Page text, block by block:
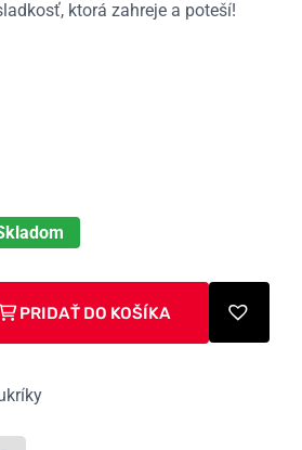
ktorá zahreje a poteší!
PRIDAŤ DO KOŠÍKA